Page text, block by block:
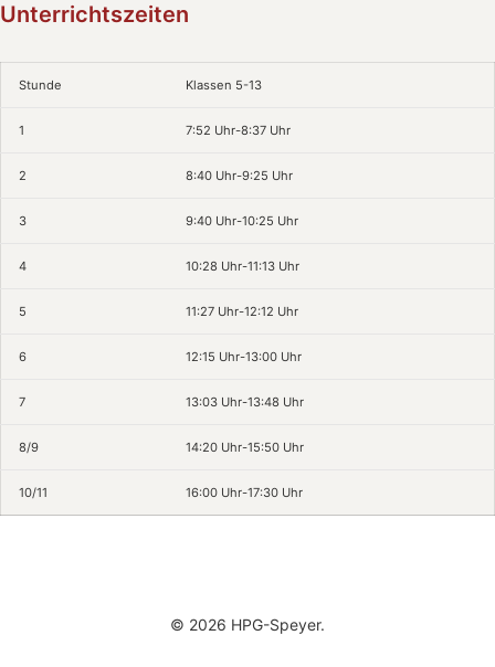
Unterrichtszeiten
Stunde Klassen 5-13
1 7:52 Uhr-8:37 Uhr
2 8:40 Uhr-9:25 Uhr
3 9:40 Uhr-10:25 Uhr
4 10:28 Uhr-11:13 Uhr
5 11:27 Uhr-12:12 Uhr
6 12:15 Uhr-13:00 Uhr
7 13:03 Uhr-13:48 Uhr
8/9 14:20 Uhr-15:50 Uhr
10/11 16:00 Uhr-17:30 Uhr
© 2026 HPG-Speyer.